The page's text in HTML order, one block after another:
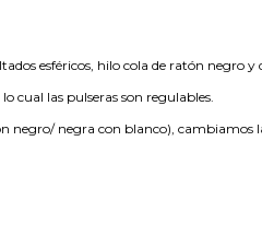
esféricos, hilo cola de ratón negro y
cual las pulseras son regulables.
negro/ negra con blanco),